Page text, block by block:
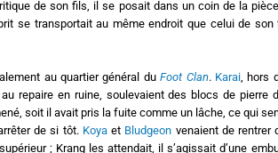
de son fils, il se posait dans un coin de la
se transportait au même endroit que celui de
au quartier général duFoot Clan. Karai, hors
repaire en ruine, soulevaient des blocs de pierre
soit il avait pris la fuite comme un lâche, ce qui
de si tôt. Koyaet Bludgeon venaient de rentrer
; Krang les attendait, il s’agissait d’une